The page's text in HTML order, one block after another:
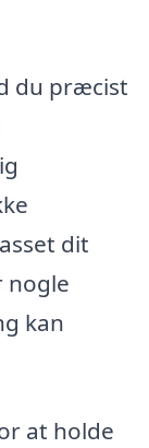
du præcist
dit
nogle
kan
at holde